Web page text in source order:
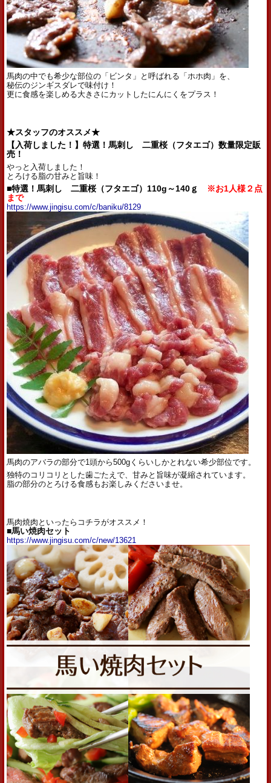
馬肉の中でも希少な部位の「ビンタ」と呼ばれる「ホホ肉」を、
秘伝のジンギスダレで味付け！
更に食感を楽しめる大きさにカットしたにんにくをプラス！
★スタッフのオススメ★
【入荷しました！】特選！馬刺し 二重桜（フタエゴ）数量限定販
売！
やっと入荷しました！
とろける脂の甘みと旨味！
■特選！馬刺し 二重桜（フタエゴ）110g～140ｇ
※お1人様２点
まで
https://www.jingisu.com/c/baniku/8129
馬肉のアバラの部分で1頭から500gくらいしかとれない希少部位です。
独特のコリコリとした歯ごたえで、甘みと旨味が凝縮されています。
脂の部分のとろける食感もお楽しみくださいませ。
馬肉焼肉といったらコチラがオススメ！
■馬い焼肉セット
https://www.jingisu.com/c/new/13621